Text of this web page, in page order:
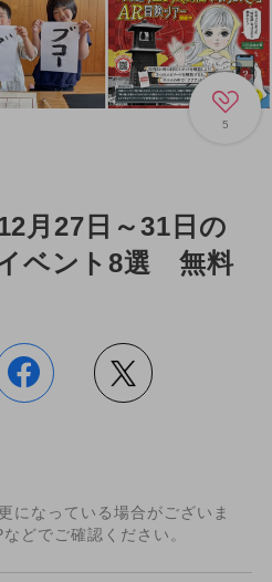
5
月27日～31日の
ベント8選 無料
になっている場合がございま
どでご確認ください。